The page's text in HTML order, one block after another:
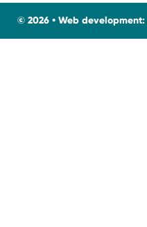
© 2026 • Web development: